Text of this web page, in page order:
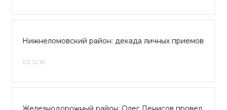
Нижнеломовский район: декада личных приемов
02.12.16